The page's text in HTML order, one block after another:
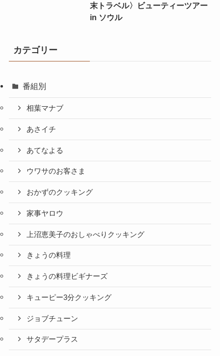
末トラベル〉ビューティーツアー
in ソウル
カテゴリー
番組別
相葉マナブ
あさイチ
あてなよる
ウワサのお客さま
おかずのクッキング
家事ヤロウ
上沼恵美子のおしゃべりクッキング
きょうの料理
きょうの料理ビギナーズ
キューピー3分クッキング
ジョブチューン
サタデープラス